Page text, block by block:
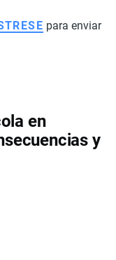
para enviar
en
y